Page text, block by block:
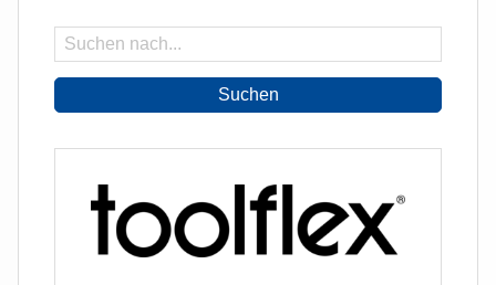
Suchen